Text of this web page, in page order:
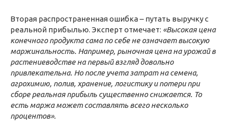
Вторая распространенная ошибка – путать выручку с
реальной прибылью. Эксперт отмечает: «Высокая цена
конечного продукта сама по себе не означает высокую
маржинальность. Например, рыночная цена на урожай в
растениеводстве на первый взгляд довольно
привлекательна. Но после учета затрат на семена,
агрохимию, полив, хранение, логистику и потери при
сборе реальная прибыль существенно снижается. То
есть маржа может составлять всего несколько
процентов».